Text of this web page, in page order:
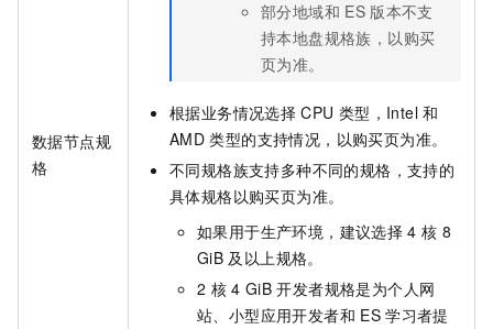
数据节点规
格
部分地域和 ES 版本不支
持本地盘规格族，以购买
页为准。
根据业务情况选择 CPU 类型，Intel 和
AMD 类型的支持情况，以购买页为准。
不同规格族支持多种不同的规格，支持的
具体规格以购买页为准。
如果用于生产环境，建议选择 4 核 8
GiB 及以上规格。
2 核 4 GiB 开发者规格是为个人网
站、小型应用开发者和 ES 学习者提